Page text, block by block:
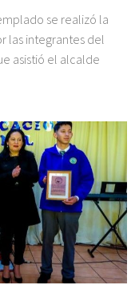
se realizó la
las integrantes del
asistió el alcalde